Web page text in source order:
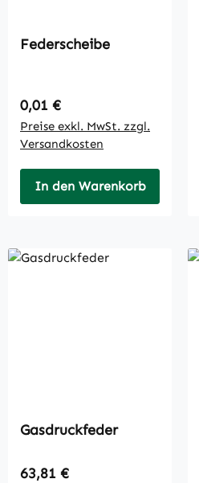
Federscheibe
Regulärer Preis:
0,01 €
Preise exkl. MwSt. zzgl.
Versandkosten
In den Warenkorb
Gasdruckfeder
Regulärer Preis:
63,81 €